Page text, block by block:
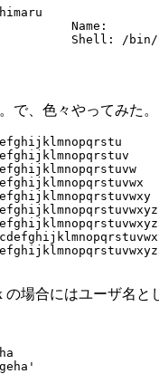
Name:
Shell: /bin/
で、色々やってみた。
の場合にはユーザ名と